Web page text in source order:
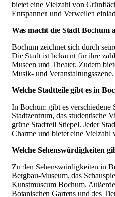
bietet eine Vielzahl von
Entspannen und Verweilen
Was macht die Stadt Bochum
Bochum zeichnet sich durch
Die Stadt ist bekannt für ihre
Museen und Theater. Zudem
Musik- und Veranstaltungsszene.
Welche Stadtteile gibt es in
In Bochum gibt es verschiedene
Stadtzentrum, das studentische
grüne Stadtteil Stiepel. Jeder
Charme und bietet eine Vielzahl
Welche Sehenswürdigkeiten
Zu den Sehenswürdigkeiten in
Bergbau-Museum, das
Kunstmuseum Bochum.
Botanischen Gartens und des